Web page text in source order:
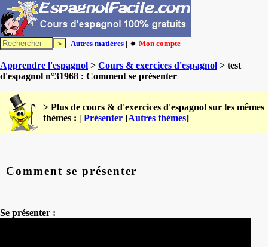
Autres matières | 🔸 Mon compte
Apprendre l'espagnol > Cours & exercices d'espagnol > test
d'espagnol n°31968 : Comment se présenter
> Plus de cours & d'exercices d'espagnol sur les mêmes
thèmes : | Présenter [Autres thèmes]
Comment se présenter
Se présenter :